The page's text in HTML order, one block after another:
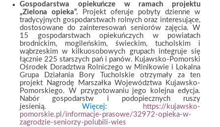
Gospodarstwa opiekuńcze w ramach projektu
„Zielona opieka”. Projekt oferuje pobyty dzienne w
tradycyjnych gospodarstwach rolnych oraz interesujące,
dostosowane do zainteresowań seniorów zajęcia. W
15 gospodarstwach opiekuńczych w powiatach
brodnickim, mogileńskim, świeckim, tucholskim i
wąbrzeskim w kilkuosobowych grupach integruje się
łącznie 225 starszych pań i panów. Kujawsko-Pomorski
Ośrodek Doradztwa Rolniczego w Minikowie i Lokalna
Grupa Działania Bory Tucholskie otrzymały za ten
projekt Nagrodę Marszałka Województwa Kujawsko-
Pomorskiego. W przygotowaniu jego kolejna edycja.
Nabór gospodarstw i podopiecznych ruszy
jesienią. Więcej:
https://kujawsko-
pomorskie.pl/informacje-prasowe/32972-opieka-w-
zagrodzie-seniorzy-polubili-wies